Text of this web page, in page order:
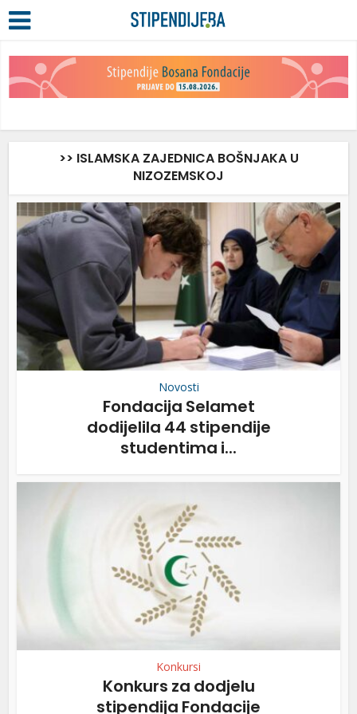
>> ISLAMSKA ZAJEDNICA BOŠNJAKA U
NIZOZEMSKOJ
Novosti
Fondacija Selamet
dodijelila 44 stipendije
studentima i...
Konkursi
Konkurs za dodjelu
stipendija Fondacije